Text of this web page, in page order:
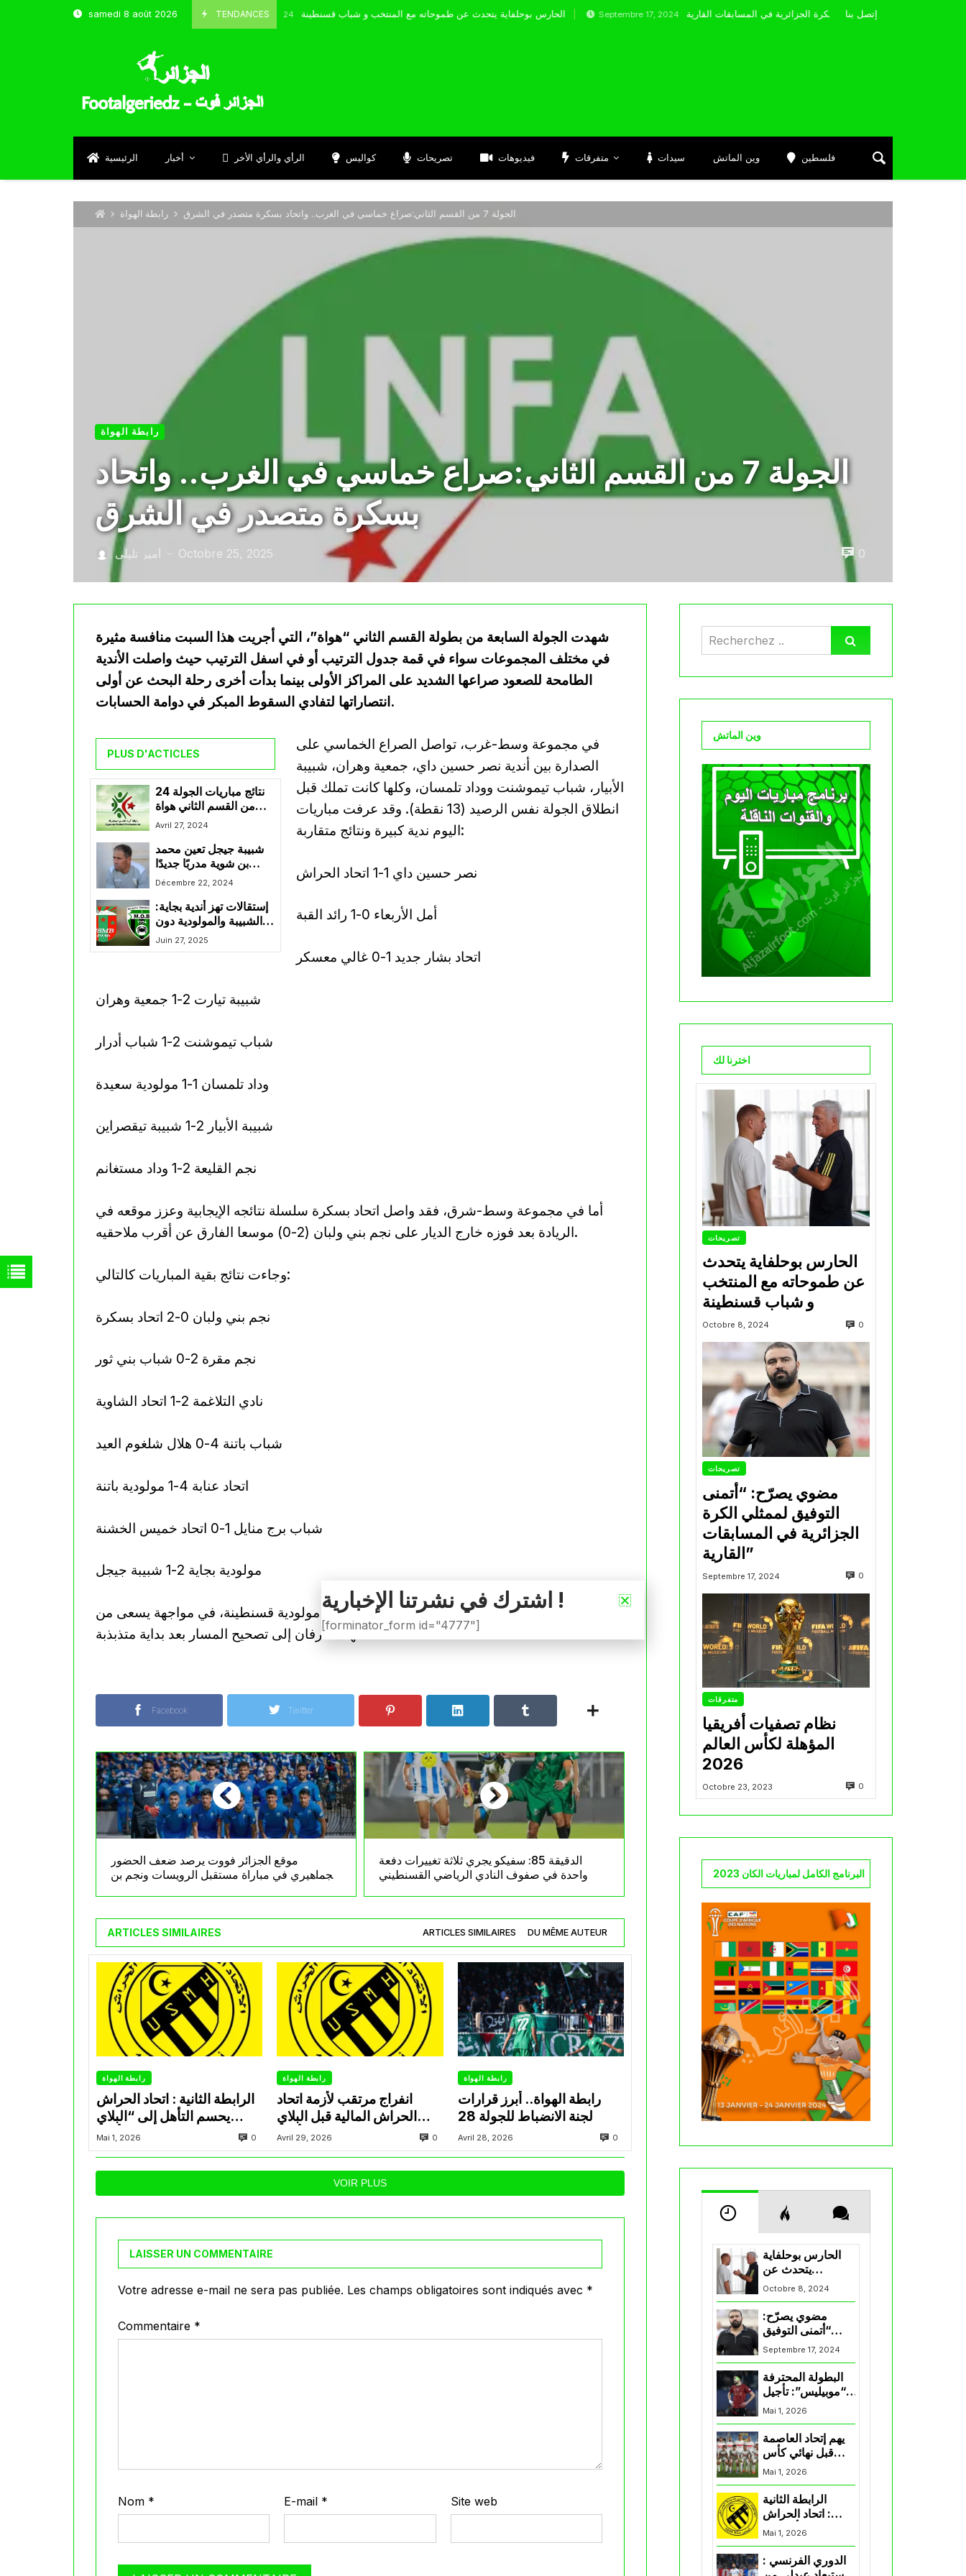
samedi 8 août 2026 TENDANCES
Octobre 8, 2024 الحارس بوحلفاية يتحدث عن طموحاته مع المنتخب و شباب قسنطينة Septembre 17, 2024 إتصل بنا
الرئيسية أخبار الرأي والرأي الأخر كواليس تصريحات فيديوهات متفرقات سيدات وين الماتش فلسطين
رابطة الهواة الجولة 7 من القسم الثاني:صراع خماسي في الغرب.. واتحاد بسكرة متصدر في الشرق
رابطة الهواة
الجولة 7 من القسم الثاني:صراع خماسي في الغرب.. واتحاد
بسكرة متصدر في الشرق
أمير تليلي — Octobre 25, 2025 0
شهدت الجولة السابعة من بطولة القسم الثاني “هواة”، التي أجريت هذا السبت منافسة مثيرة
في مختلف المجموعات سواء في قمة جدول الترتيب أو في اسفل الترتيب حيث واصلت الأندية
الطامحة للصعود صراعها الشديد على المراكز الأولى بينما بدأت أخرى رحلة البحث عن أولى
انتصاراتها لتفادي السقوط المبكر في دوامة الحسابات.
PLUS D'ACTICLES
نتائج مباريات الجولة 24
من القسم الثاني هواة
وسط شرق
Avril 27, 2024
شبيبة جيجل تعين محمد
بن شوية مدربًا جديدًا
للفريق
Décembre 22, 2024
إستقالات تهز أندية بجاية:
الشبيبة والمولودية دون
رئيس
Juin 27, 2025
في مجموعة وسط-غرب، تواصل الصراع الخماسي على
الصدارة بين أندية نصر حسين داي، جمعية وهران، شبيبة
الأبيار، شباب تيموشنت ووداد تلمسان، وكلها كانت تملك قبل
انطلاق الجولة نفس الرصيد (13 نقطة). وقد عرفت مباريات
اليوم ندية كبيرة ونتائج متقاربة:
نصر حسين داي 1-1 اتحاد الحراش
أمل الأربعاء 0-1 رائد القبة
اتحاد بشار جديد 1-0 غالي معسكر
شبيبة تيارت 2-1 جمعية وهران
شباب تيموشنت 2-1 شباب أدرار
وداد تلمسان 1-1 مولودية سعيدة
شبيبة الأبيار 2-1 شبيبة تيقصراين
نجم القليعة 2-1 وداد مستغانم
أما في مجموعة وسط-شرق، فقد واصل اتحاد بسكرة سلسلة نتائجه الإيجابية وعزز موقعه في
الريادة بعد فوزه خارج الديار على نجم بني ولبان (2-0) موسعا الفارق عن أقرب ملاحقيه.
وجاءت نتائج بقية المباريات كالتالي:
نجم بني ولبان 0-2 اتحاد بسكرة
نجم مقرة 2-0 شباب بني ثور
نادي التلاغمة 2-1 اتحاد الشاوية
شباب باتنة 4-0 هلال شلغوم العيد
اتحاد عنابة 4-1 مولودية باتنة
شباب برج منايل 1-0 اتحاد خميس الخشنة
مولودية بجاية 2-1 شبيبة جيجل
وتختتم هذه الجولة غدًا الأحد بلقاء جمعية الخروب أمام مولودية قسنطينة، في مواجهة يسعى من
خلالها الطرفان إلى تصحيح المسار بعد بداية متذبذبة.
Facebook Twitter
موقع الجزائر فووت يرصد ضعف الحضور
الجماهيري في مباراة مستقبل الرويسات ونجم بن
الدقيقة 85: سفيكو يجري ثلاثة تغييرات دفعة
واحدة في صفوف النادي الرياضي القسنطيني
ARTICLES SIMILAIRES ARTICLES SIMILAIRES DU MÊME AUTEUR
رابطة الهواة
الرابطة الثانية : اتحاد الحراش
يحسم التأهل إلى “البلاي
أوف”
Mai 1, 2026 0
رابطة الهواة
انفراج مرتقب لأزمة اتحاد
الحراش المالية قبل البلاي
أوف
Avril 29, 2026 0
رابطة الهواة
رابطة الهواة.. أبرز قرارات
لجنة الانضباط للجولة 28
Avril 28, 2026 0
VOIR PLUS
LAISSER UN COMMENTAIRE
Votre adresse e-mail ne sera pas publiée. Les champs obligatoires sont indiqués avec *
Commentaire *
Nom * E-mail * Site web
وين الماتش
اخترنا لك
تصريحات
الحارس بوحلفاية يتحدث
عن طموحاته مع المنتخب
و شباب قسنطينة
Octobre 8, 2024 0
تصريحات
مضوي يصرّح: “أتمنى
التوفيق لممثلي الكرة
الجزائرية في المسابقات
القارية”
Septembre 17, 2024 0
متفرقات
نظام تصفيات أفريقيا
المؤهلة لكأس العالم
2026
Octobre 23, 2023 0
البرنامج الكامل لمباريات الكان 2023
الحارس بوحلفاية
يتحدث عن
طموحاته مع
المنتخب و شباب
قسنطينة
Octobre 8, 2024
مضوي يصرّح:
“أتمنى التوفيق
لممثلي الكرة
الجزائرية في
Septembre 17, 2024
البطولة المحترفة
“موبيليس”: تأجيل
مباراة إتحاد
العاصمة وأتلتيك
بارادو
Mai 1, 2026
يهم إتحاد العاصمة
قبل نهائي كأس
اكاف : الزمالك
يسقط بثلاثية أمام
Mai 1, 2026
الرابطة الثانية
: اتحاد الحراش
يحسم التأهل إلى
“البلاي أوف”
Mai 1, 2026
الدوري الفرنسي :
اشترك في نشرتنا الإخبارية !
[forminator_form id="4777"]